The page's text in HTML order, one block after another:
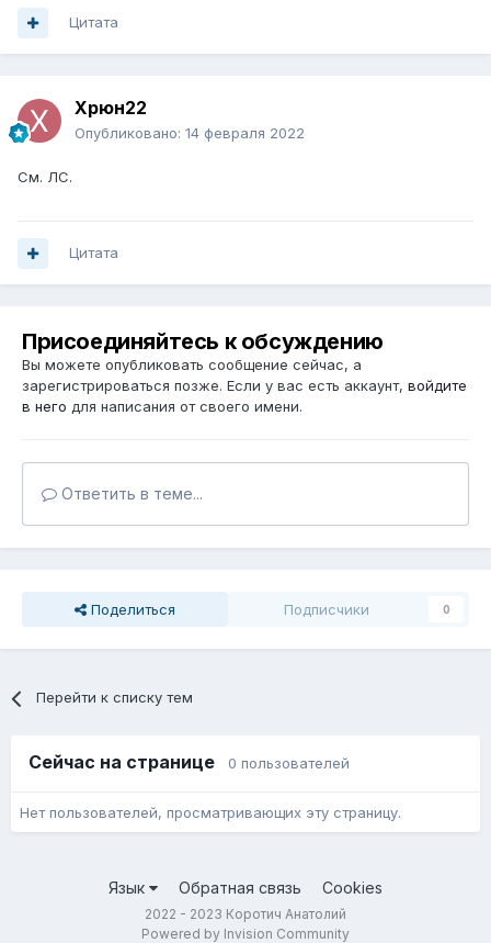
Цитата
Xpюн22
Опубликовано: 14 февраля 2022
См. ЛС.
Цитата
Присоединяйтесь к обсуждению
Вы можете опубликовать сообщение сейчас, а
зарегистрироваться позже. Если у вас есть аккаунт, войдите
в него для написания от своего имени.
Ответить в теме...
Поделиться Подписчики 0
Перейти к списку тем
Сейчас на странице 0 пользователей
Нет пользователей, просматривающих эту страницу.
Язык Обратная связь Cookies
2022 - 2023 Коротич Анатолий
Powered by Invision Community